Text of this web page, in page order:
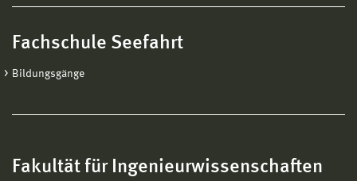
Fachschule Seefahrt
Bildungsgänge
Fakultät für Ingenieurwissenschaften